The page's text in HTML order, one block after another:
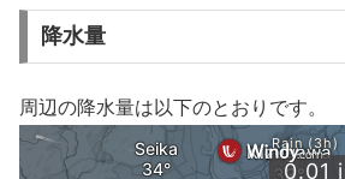
降水量
周辺の降水量は以下のとおりです。